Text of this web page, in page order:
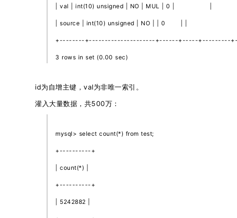
| val | int(10) unsigned | NO | MUL | 0 | |
| source | int(10) unsigned | NO | | 0 | |
+--------+---------------------+------+-----+---------
3 rows in set (0.00 sec)
id为自增主键，val为非唯一索引。
灌入大量数据，共500万：
mysql> select count(*) from test;
+----------+
| count(*) |
+----------+
| 5242882 |